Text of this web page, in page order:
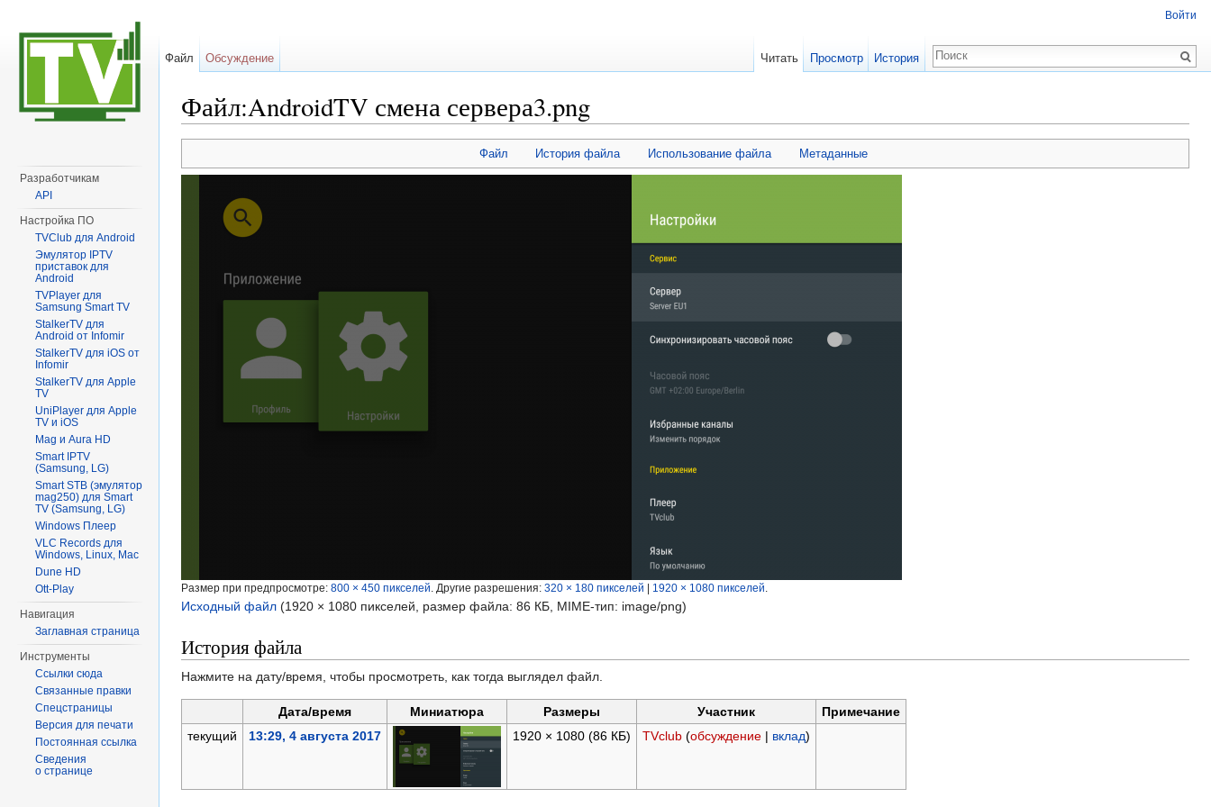
Файл:AndroidTV смена сервера3.png
Файл История файла Использование файла Метаданные
Размер при предпросмотре: 800 × 450 пикселей Другие разрешения: 320 × 180 пикселей 1920 × 1080 пикселей
Исходный файл (1920 × 1080 пикселей, размер файла: 86 КБ, MIME-тип: image/png)
История файла
Нажмите на дату/время, чтобы просмотреть, как тогда выглядел файл.
Дата/время Миниатюра Размеры Участник
Примечание
текущий
13:29, 4 августа 2017 1920 × 1080 (86 КБ) TVclub (обсуждение| вклад)
Войти
Файл Обсуждение Читать Просмотр История
Разработчикам
API
Настройка ПО
TVClub для Android
Эмулятор IPTV
приставок для
Android
TVPlayer для
Samsung Smart TV
StalkerTV для
Android от Infomir
StalkerTV для iOS от
Infomir
StalkerTV для Apple
TV
UniPlayer для Apple
TV и iOS
Mag и Aura HD
Smart IPTV
(Samsung, LG)
Smart STB (эмулятор
mag250) для Smart
TV (Samsung, LG)
Windows Плеер
VLC Records для
Windows, Linux, Mac
Dune HD
Ott-Play
Навигация
Заглавная страница
Инструменты
Ссылки сюда
Связанные правки
Спецстраницы
Версия для печати
Постоянная ссылка
Сведения
о странице